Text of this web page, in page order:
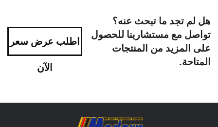
هل لم تجد ما تبحث عنه؟
تواصل مع مستشارينا للحصول
على المزيد من المنتجات
المتاحة.
اطلب عرض سعر
الآن